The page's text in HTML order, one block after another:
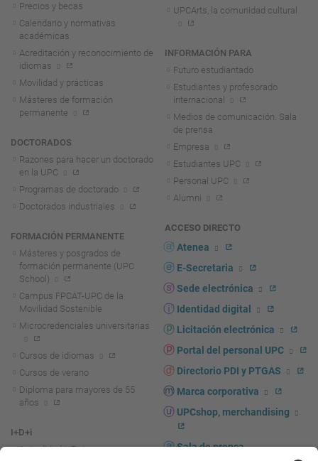
Precios y becas
Calendario y normativas
académicas
Acreditación y reconocimiento de
idiomas
Movilidad y prácticas
Másteres de formación
permanente
DOCTORADOS
Razones para hacer un doctorado
en la UPC
Programas de doctorado
Doctorados industriales
FORMACIÓN PERMANENTE
Másteres y posgrados de
formación permanente (UPC
School)
Campus FPCAT-UPC de la
Movilidad Sostenible
Microcredenciales universitarias
Cursos de idiomas
Cursos de verano
Diploma para mayores de 55
años
I+D+i
Actualidad I+D+I
UPCArts, la comunidad cultural
INFORMACIÓN PARA
Futuro estudiantado
Estudiantes y profesorado
internacional
Medios de comunicación. Sala
de prensa
Empresa
Estudiantes UPC
Personal UPC
Alumni
ACCESO DIRECTO
Atenea
E-Secretaria
Sede electrónica
Identidad digital
Licitación electrónica
Portal del personal UPC
Directorio PDI y PTGAS
Marca corporativa
UPCshop, merchandising
Sala de prensa